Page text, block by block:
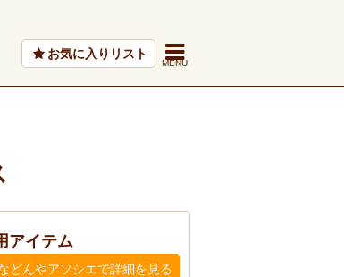
お気に入りリスト
アイテム
どんやアソシエで詳細を見る